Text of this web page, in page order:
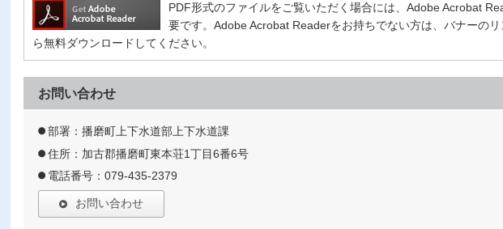
PDF形式のファイルをご覧いただく場合には、Adobe Acrobat
要です。Adobe Acrobat Readerをお持ちでない方は、バナーの
ら無料ダウンロードしてください。
お問い合わせ
部署：播磨町上下水道部上下水道課
住所：加古郡播磨町東本荘1丁目6番6号
電話番号：079-435-2379
お問い合わせ